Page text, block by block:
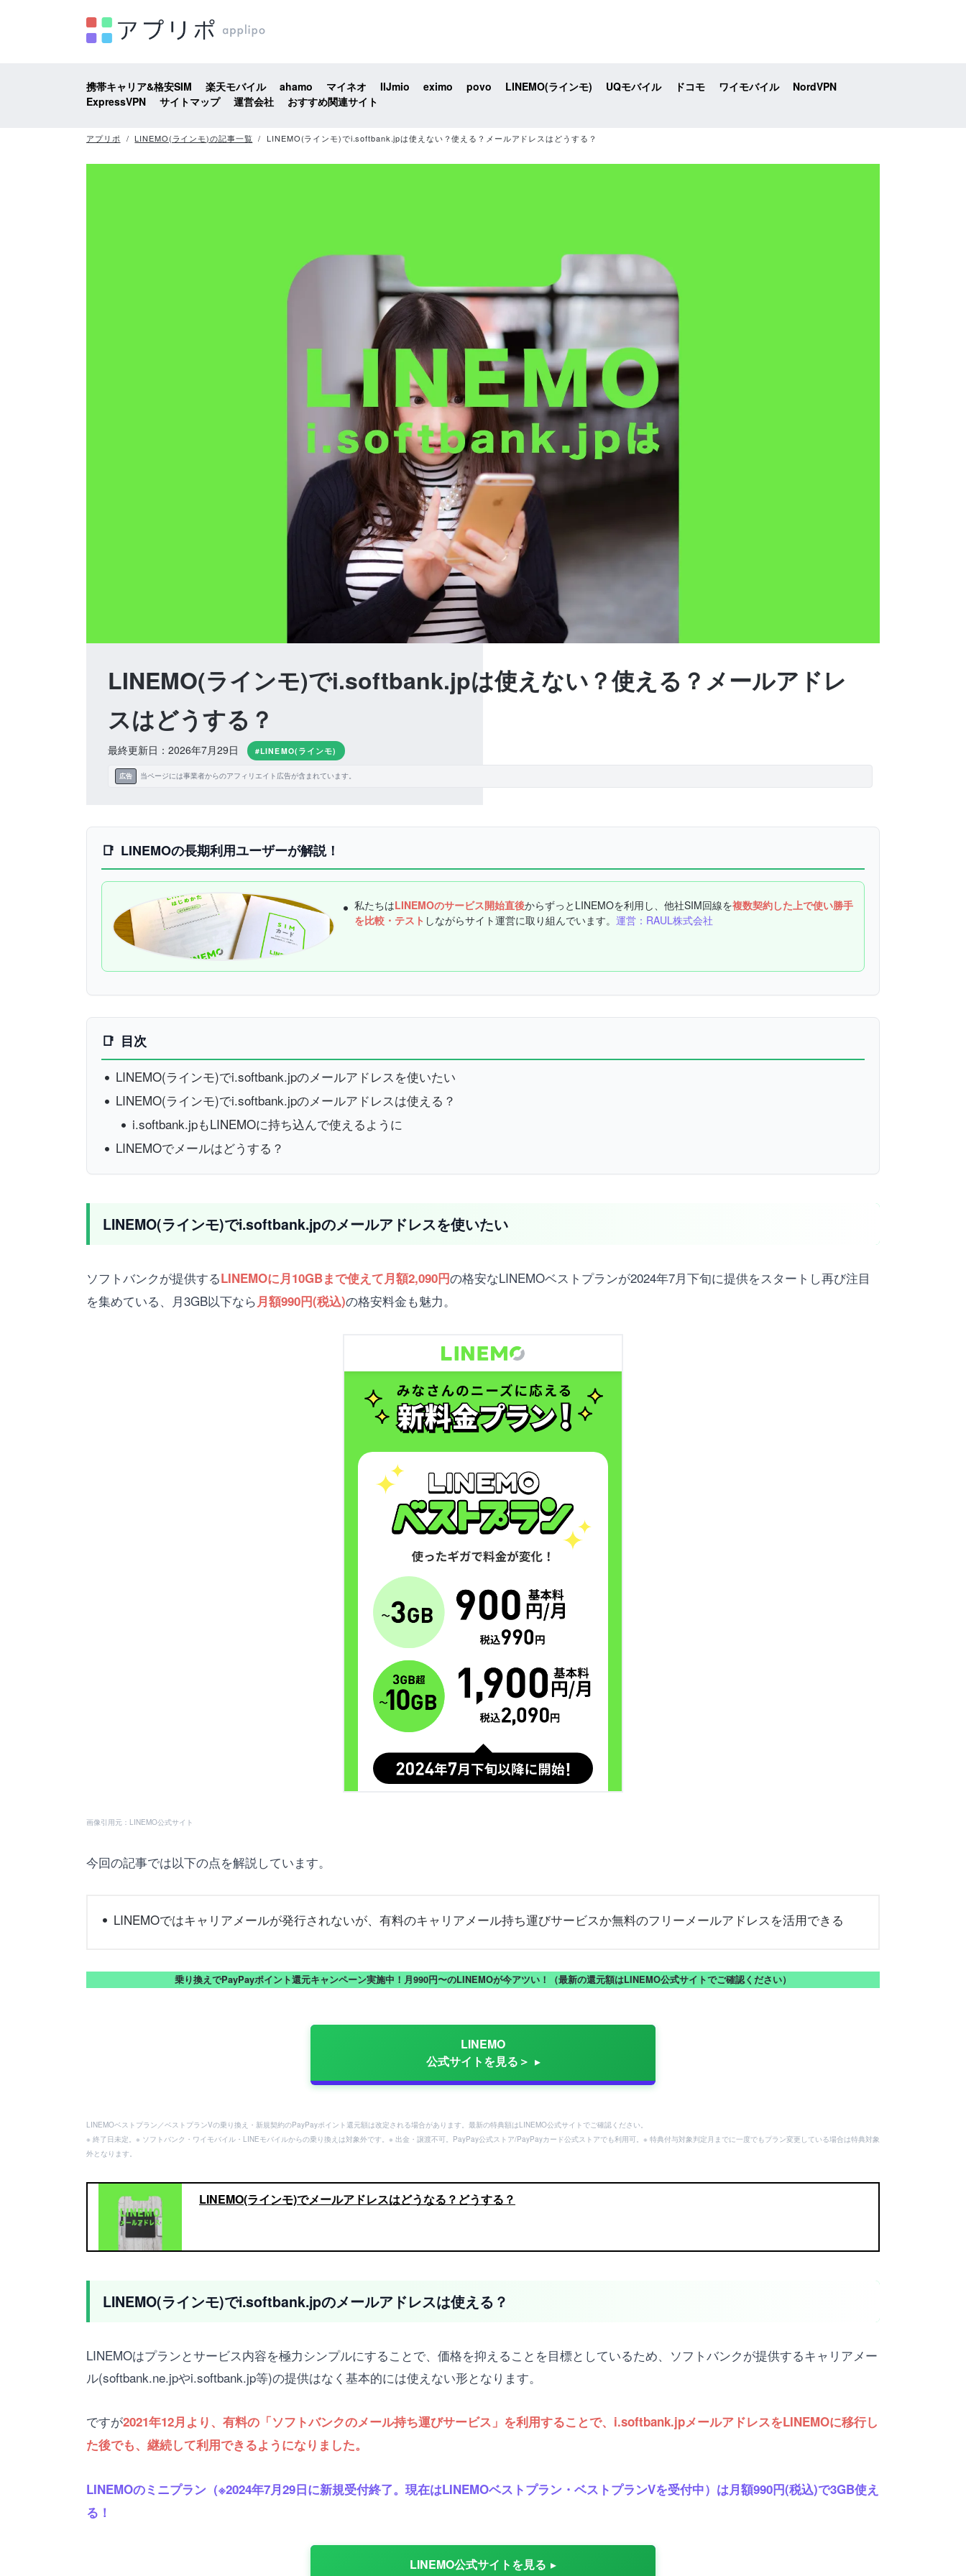
携帯キャリア&格安SIM 楽天モバイル ahamo マイネオ IIJmio eximo povo LINEMO(ラインモ) UQモバイル ドコモ ワイモバイル
NordVPN
ExpressVPN
サイトマップ 運営会社 おすすめ関連サイト
アプリポ LINEMO(ラインモ)の記事一覧 LINEMO(ラインモ)でi.softbank.jpは使えない？使える？メールアドレスはどうする？
LINEMO(ラインモ)でi.softbank.jpは使えない？使える？メールアドレ
スはどうする？
最終更新日：2026年7月29日 #LINEMO(ラインモ)
広告 当ページには事業者からのアフィリエイト広告が含まれています。
LINEMOの長期利用ユーザーが解説！
私たちはLINEMOのサービス開始直後からずっとLINEMOを利用し、他社SIM回線を複数契約した上で使い勝手
を比較・テスト しながらサイト運営に取り組んでいます。 運営：RAUL株式会社
目次
LINEMO(ラインモ)でi.softbank.jpのメールアドレスを使いたい
LINEMO(ラインモ)でi.softbank.jpのメールアドレスは使える？
i.softbank.jpもLINEMOに持ち込んで使えるように
LINEMOでメールはどうする？
LINEMO(ラインモ)でi.softbank.jpのメールアドレスを使いたい
ソフトバンクが提供するLINEMOに月10GBまで使えて月額2,090円の格安なLINEMOベストプランが2024年7月下旬に提供をスタートし再び注目
を集めている、月3GB以下なら月額990円(税込)の格安料金も魅力。
画像引用元：LINEMO公式サイト
今回の記事では以下の点を解説しています。
LINEMOではキャリアメールが発行されないが、有料のキャリアメール持ち運びサービスか無料のフリーメールアドレスを活用できる
乗り換えでPayPayポイント還元キャンペーン実施中！月990円〜のLINEMOが今アツい！（最新の還元額はLINEMO公式サイトでご確認ください）
LINEMO
公式サイトを見る＞
LINEMOベストプラン／ベストプランVの乗り換え・新規契約のPayPayポイント還元額は改定される場合があります。最新の特典額はLINEMO公式サイトでご確認ください。
※ 終了日未定。※ ソフトバンク・ワイモバイル・LINEモバイルからの乗り換えは対象外です。※ 出金・譲渡不可。PayPay公式ストア/PayPayカード公式ストアでも利用可。※ 特典付与対象判定月までに一度でもプラン変更している場合は特典対象
外となります。
LINEMO(ラインモ)でメールアドレスはどうなる？どうする？
LINEMO(ラインモ)でi.softbank.jpのメールアドレスは使える？
LINEMOはプランとサービス内容を極力シンプルにすることで、価格を抑えることを目標としているため、ソフトバンクが提供するキャリアメー
ル(softbank.ne.jpやi.softbank.jp等)の提供はなく基本的には使えない形となります。
ですが2021年12月より、有料の「ソフトバンクのメール持ち運びサービス」を利用することで、i.softbank.jpメールアドレスをLINEMOに移行し
た後でも、継続して利用できるようになりました。
LINEMOのミニプラン（※2024年7月29日に新規受付終了。現在はLINEMOベストプラン・ベストプランVを受付中）は月額990円(税込)で3GB使え
る！
LINEMO公式サイトを見る